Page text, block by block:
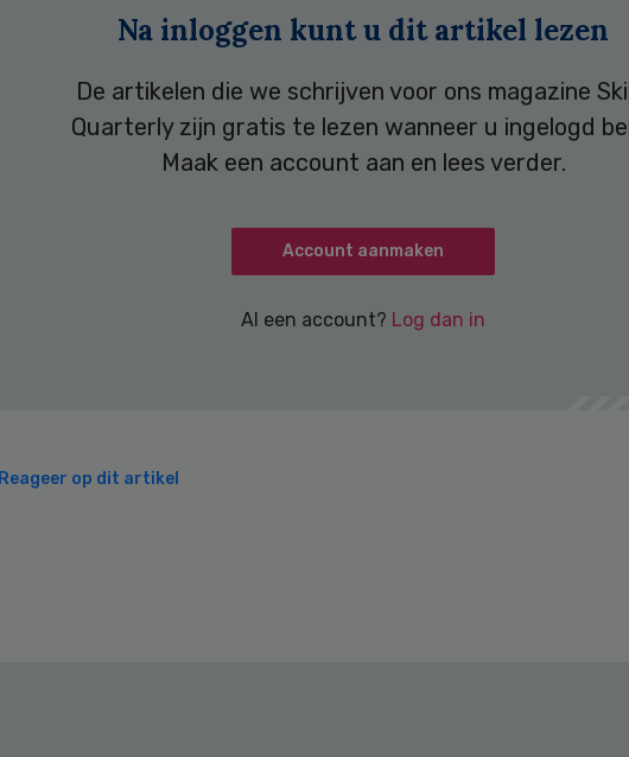
Na inloggen kunt u dit artikel lezen
De artikelen die we schrijven voor ons magazine
Quarterly zijn gratis te lezen wanneer u ingelogd
Maak een account aan en lees verder.
Account aanmaken
Al een account? Log dan in
Reageer op dit artikel